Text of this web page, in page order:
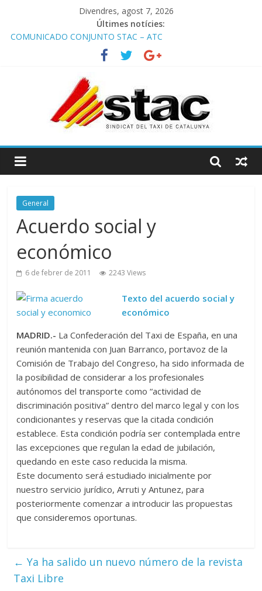
Divendres, agost 7, 2026
Últimes notícies:
COMUNICADO CONJUNTO STAC – ATC
Comunicado STAC/ ATC de la reunión con los Mossos d
‘Esquadra del aeropuerto de Barcelona.
Programa de Radio TAXI LIBRE 29.07.2026 en COOLTURA FM.
STAC/ATC SOLICITAN TAULA TÈCNICA PARA MEJORAR LA
OPERATIVA DE ENTRADA EN EL PUERTO DE BARCELONA.
Programa de Radio TAXI LIBRE 22.07.2026 en COOLTURA FM.
General
Acuerdo social y
económico
6 de febrer de 2011 2243 Views
Texto del acuerdo social y
económico
MADRID.- La Confederación del Taxi de España, en una
reunión mantenida con Juan Barranco, portavoz de la
Comisión de Trabajo del Congreso, ha sido informada de
la posibilidad de considerar a los profesionales
autónomos del transporte como “actividad de
discriminación positiva” dentro del marco legal y con los
condicionantes y reservas que la citada condición
establece. Esta condición podría ser contemplada entre
las excepciones que regulan la edad de jubilación,
quedando en este caso reducida la misma.
Este documento será estudiado inicialmente por
nuestro servicio jurídico, Arruti y Antunez, para
posteriormente comenzar a introducir las propuestas
que consideremos oportunas.
← Ya ha salido un nuevo número de la revista
Taxi Libre